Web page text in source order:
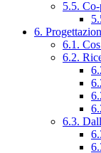
5.5.
6.
6.1.
6.2.
6.3.